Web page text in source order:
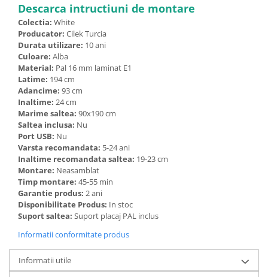
Descarca intructiuni de montare
Colectia: White
Producator: Cilek Turcia
Durata utilizare: 10 ani
Culoare: Alba
Material: Pal 16 mm laminat E1
Latime: 194 cm
Adancime: 93 cm
Inaltime: 24 cm
Marime saltea: 90x190 cm
Saltea inclusa: Nu
Port USB: Nu
Varsta recomandata: 5-24 ani
Inaltime recomandata saltea: 19-23 cm
Montare: Neasamblat
Timp montare: 45-55 min
Garantie produs: 2 ani
Disponibilitate Produs: In stoc
Suport saltea: Suport placaj PAL inclus
Informatii conformitate produs
Informatii utile